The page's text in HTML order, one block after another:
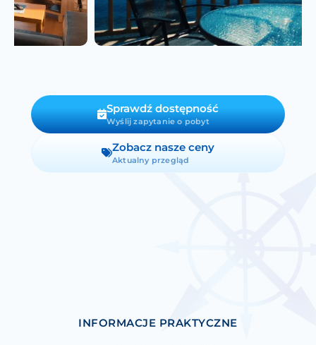
Sprawdź dostępność
Wyślij zapytanie o pobyt
Zobacz nasze ceny
Aktualny przegląd
INFORMACJE PRAKTYCZNE